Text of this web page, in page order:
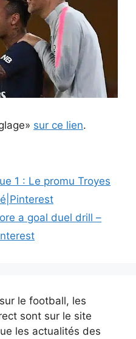
sur ce lien.
1 : Le promu Troyes
a goal duel drill –
le football, les
sont sur le site
les actualités des